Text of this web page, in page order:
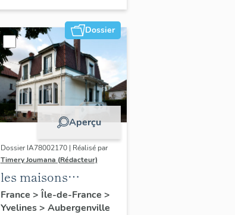
Dossier
Aperçu
Dossier IA78002170 | Réalisé par
Timery Joumana (Rédacteur)
les maisons
d'Elisabethville
France > Île-de-France >
Yvelines> Aubergenville